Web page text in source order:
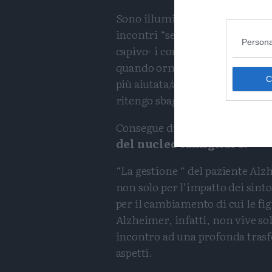
Sono illuminanti – spiega l’
incontri “se avessi avuto -
capivo- i consigli, le
quando ormai la malattia è in
più aiutata/aiutato e non avrei
ritengo sbagliati e che ho fatto
Consegue dunque il
del nucleo famigliare.
“La gestione “ del paziente
non solo per l’impatto dei
per il cambiamento di cui le
Alzheimer, infatti, non vive
incontro ad una profonda
aspetti.